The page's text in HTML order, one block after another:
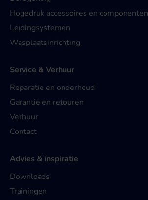
Hogedruk accessoires en componenten
Leidingsystemen
Wasplaatsinrichting
Service & Verhuur
Reparatie en onderhoud
Garantie en retouren
Verhuur
Contact
Advies & inspiratie
Downloads
Trainingen